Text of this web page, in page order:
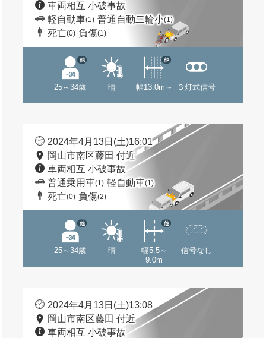
車両相互 小破事故
軽自動車(1) 普通自動二輪小(1)
死亡(0) 負傷(1)
25～34歳
他
晴 幅13.0m～
他
３灯式信号
2024年4月13日(土)16:01
岡山市南区藤田 付近
車両相互 小破事故
普通乗用車(1) 軽自動車(1)
死亡(0) 負傷(2)
25～34歳
他
晴
幅5.5～
9.0m
他
信号なし
2024年4月13日(土)13:08
岡山市南区藤田 付近
車両相互 小破事故